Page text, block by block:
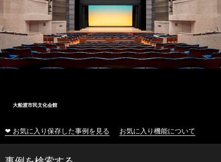
大船渡市民文化会館
❤ お気に入り保存した事例を見る お気に入り機能について